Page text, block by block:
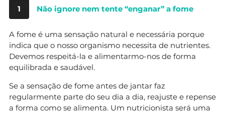
1 Não ignore nem tente “enganar” a fome
A fome é uma sensação natural e necessária porque
indica que o nosso organismo necessita de nutrientes.
Devemos respeitá-la e alimentarmo-nos de forma
equilibrada e saudável.
Se a sensação de fome antes de jantar faz
regularmente parte do seu dia a dia, reajuste e repense
a forma como se alimenta. Um nutricionista será uma